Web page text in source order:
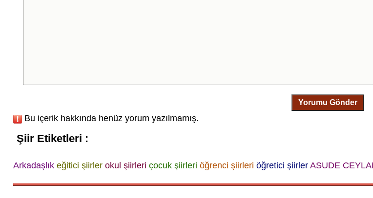
Yorumu Gönder
Bu içerik hakkında henüz yorum yazılmamış.
Şiir Etiketleri :
Arkadaşlık eğitici şiirler okul şiirleri çocuk şiirleri öğrenci şiirleri öğretici şiirler ASUDE